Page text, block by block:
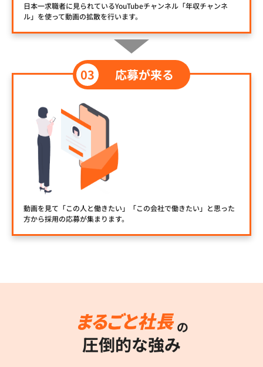
日本一求職者に見られているYouTubeチャンネル「年収チャンネ
ル」を使って動画の拡散を行います。
応募が来る
動画を見て「この人と働きたい」「この会社で働きたい」と思った
方から採用の応募が集まります。
の
圧倒的な強み